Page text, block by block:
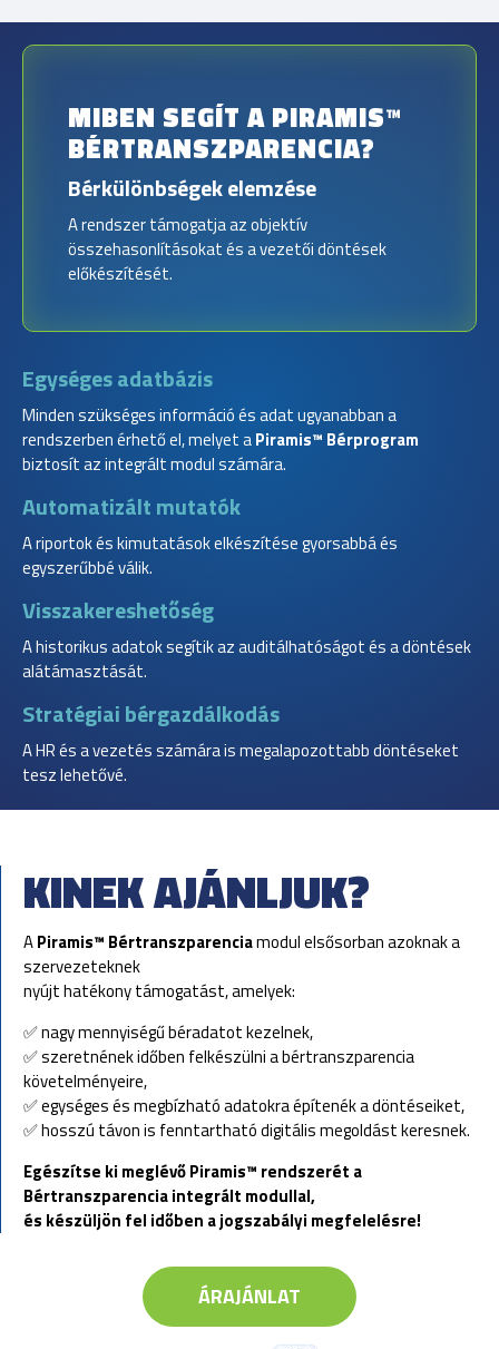
MIBEN SEGÍT A PIRAMIS™
BÉRTRANSZPARENCIA?
Bérkülönbségek elemzése
A rendszer támogatja az objektív
összehasonlításokat és a vezetői döntések
előkészítését.
Egységes adatbázis
Minden szükséges információ és adat ugyanabban a
rendszerben érhető el, melyet aPiramis™ Bérprogram
biztosít az integrált modul számára.
Automatizált mutatók
A riportok és kimutatások elkészítése gyorsabbá és
egyszerűbbé válik.
Visszakereshetőség
A historikus adatok segítik az auditálhatóságot és a döntések
alátámasztását.
Stratégiai bérgazdálkodás
A HR és a vezetés számára is megalapozottabb döntéseket
tesz lehetővé.
KINEK AJÁNLJUK?
APiramis™ Bértranszparenciamodul elsősorban azoknak a
szervezeteknek
nyújt hatékony támogatást, amelyek:
✅ nagy mennyiségű béradatot kezelnek,
✅ szeretnének időben felkészülni a bértranszparencia
követelményeire,
✅ egységes és megbízható adatokra építenék a döntéseiket,
✅ hosszú távon is fenntartható digitális megoldást keresnek.
Egészítse ki meglévő Piramis™ rendszerét a
Bértranszparencia integrált modullal,
és készüljön fel időben a jogszabályi megfelelésre!
ÁRAJÁNLAT